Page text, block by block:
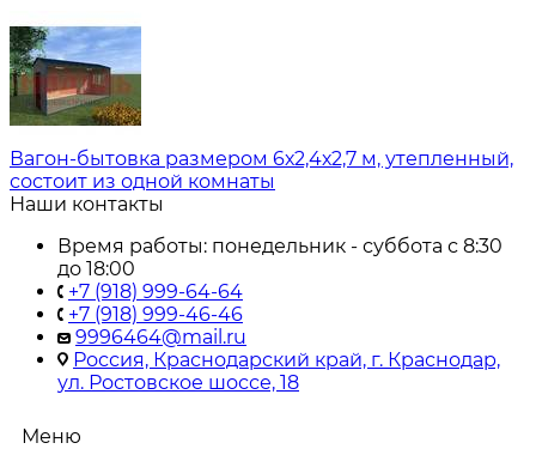
Вагон-бытовка размером 6х2,4х2,7 м, утепленный,
состоит из одной комнаты
Наши контакты
Время работы: понедельник - суббота с 8:30
до 18:00
+7 (918) 999-64-64
+7 (918) 999-46-46
9996464@mail.ru
Россия, Краснодарский край, г. Краснодар,
ул. Ростовское шоссе, 18
Меню